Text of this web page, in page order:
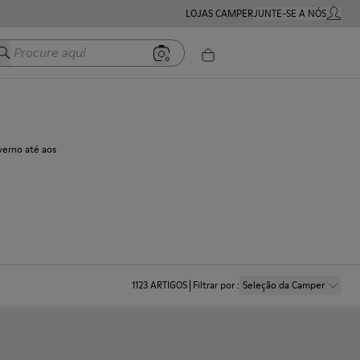
LOJAS CAMPERJUNTE-SE A NÓSMINHA
aqui
até aos
1123ARTIGOS Filtrar por: Seleção da Camper